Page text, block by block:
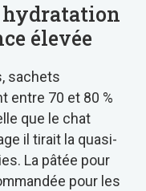
hydratation
élevée
sachets
entre 70 et 80 %
que le chat
il tirait la quasi-
La pâtée pour
pour les